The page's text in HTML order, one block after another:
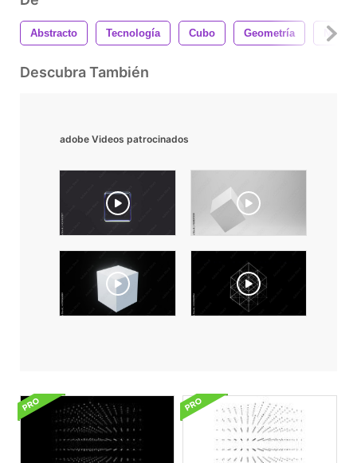
Abstracto Tecnología Cubo Geometría
Descubra También
adobe Videos patrocinados